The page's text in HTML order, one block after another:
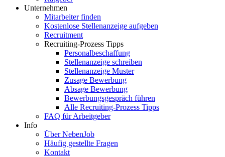
Unternehmen
Mitarbeiter finden
Kostenlose Stellenanzeige aufgeben
Recruitment
Recruiting-Prozess Tipps
Personalbeschaffung
Stellenanzeige schreiben
Stellenanzeige Muster
Zusage Bewerbung
Absage Bewerbung
Bewerbungsgespräch führen
Alle Recruiting-Prozess Tipps
FAQ für Arbeitgeber
Info
Über NebenJob
Häufig gestellte Fragen
Kontakt